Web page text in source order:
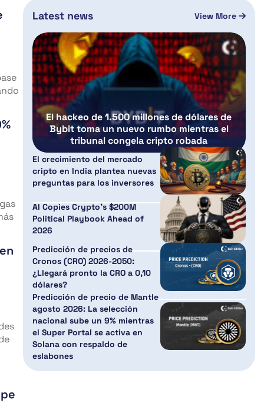
Latest news View More
El hackeo de 1.500 millones de dólares de
Bybit toma un nuevo rumbo mientras el
tribunal congela cripto robada
El crecimiento del mercado
cripto en India plantea nuevas
preguntas para los inversores
AI Copies Crypto’s $200M
Political Playbook Ahead of
2026
Predicción de precios de
Cronos (CRO) 2026-2050:
¿Llegará pronto la CRO a 0,10
dólares?
Predicción de precio de Mantle
agosto 2026: La selección
nacional sube un 9% mientras
el Super Portal se activa en
Solana con respaldo de
eslabones